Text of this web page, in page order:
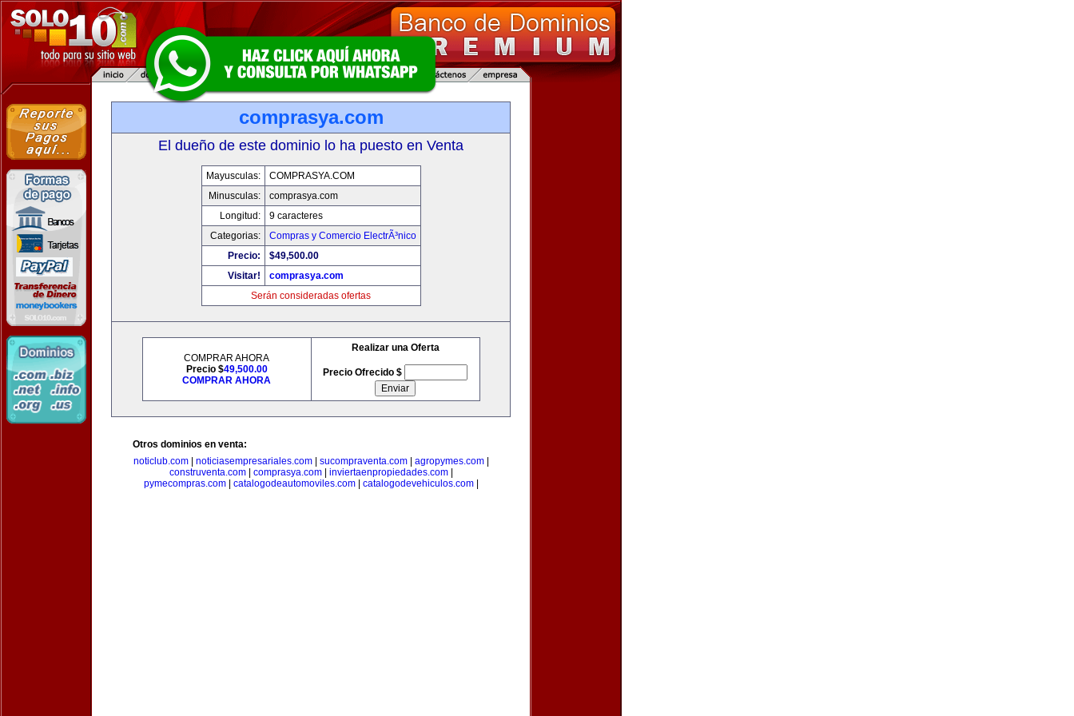
comprasya.com
El dueño de este dominio lo ha puesto en Venta
Mayusculas:
COMPRASYA.COM
Minusculas:
comprasya.com
Longitud:
9 caracteres
Categorias:
Compras y Comercio ElectrÃ³nico
Precio:
$49,500.00
Visitar!
comprasya.com
Serán consideradas ofertas
COMPRAR AHORA
Precio $49,500.00
COMPRAR AHORA
Realizar una Oferta
Precio Ofrecido $
Otros dominios en venta:
noticlub.com| noticiasempresariales.com| sucompraventa.com| agropymes.com|
construventa.com| comprasya.com| inviertaenpropiedades.com|
pymecompras.com| catalogodeautomoviles.com| catalogodevehiculos.com|